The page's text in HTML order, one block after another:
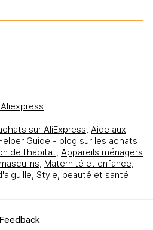
sur AliExpress, Aide aux
Guide - blog sur les achats
de l'habitat, Appareils ménagers
, Maternité et enfance,
, Style, beauté et santé
Feedbаck